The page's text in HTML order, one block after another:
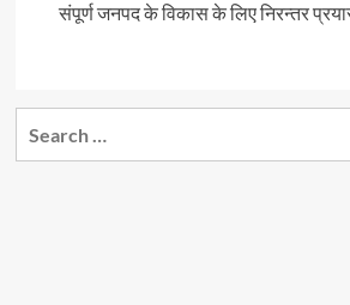
संपूर्ण जनपद के विकास के लिए निरन्तर